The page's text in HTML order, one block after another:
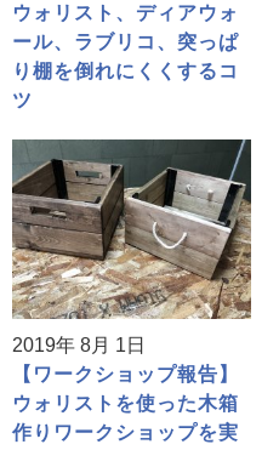
ウォリスト、ディアウォ
ール、ラブリコ、突っぱ
り棚を倒れにくくするコ
ツ
2019年 8月 1日
【ワークショップ報告】
ウォリストを使った木箱
作りワークショップを実